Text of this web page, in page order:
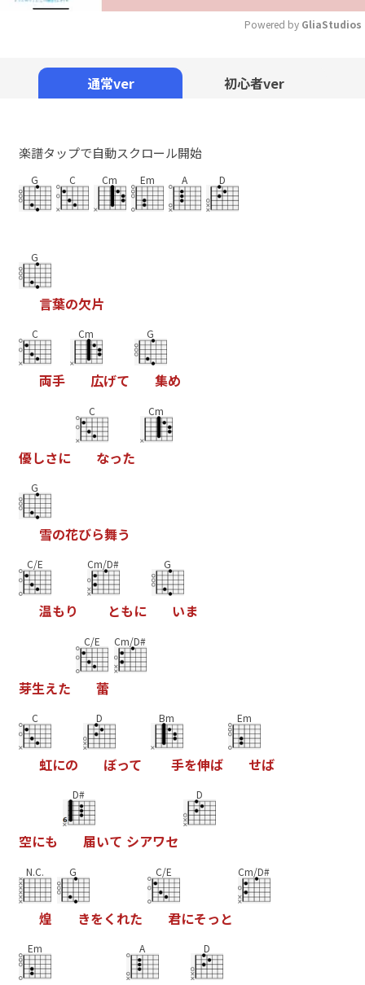
Powered by GliaStudios
通常ver 初心者ver
楽譜タップで自動スクロール開始
G C Cm Em A D
G
言葉の欠片
C
両手
Cm
広げて
G
集め
優しさに
C
なった
Cm
G
雪の花びら舞う
C/E
温もり
Cm/D#
ともに
G
いま
芽生えた
C/E
蕾
Cm/D#
C
虹にの
D
ぼって
Bm
手を伸ば
Em
せば
空にも
D#
届いて シアワセ
D
N.C.
煌
G
きをく れた
C/E
君にそっ と
Cm/D#
Em A D